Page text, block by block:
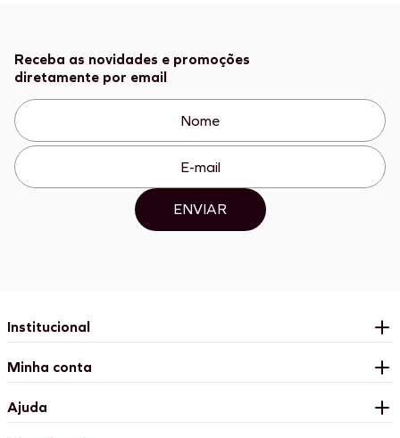
Receba as novidades e promoções
diretamente por email
ENVIAR
Institucional
Minha conta
Ajuda